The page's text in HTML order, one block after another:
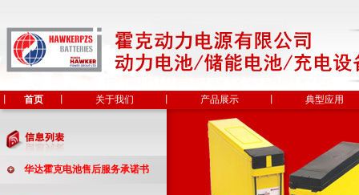
首页 关于我们 产品展示 典型应用
华达霍克电池售后服务承诺书